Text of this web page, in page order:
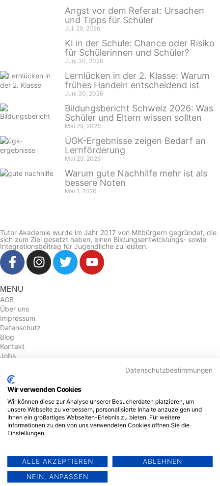
Angst vor dem Referat: Ursachen
und Tipps für Schüler
Juli 29, 2026
KI in der Schule: Chance oder Risiko
für Schülerinnen und Schüler?
Juni 30, 2026
Lernlücken in der 2. Klasse: Warum
frühes Handeln entscheidend ist
Juni 30, 2026
Bildungsbericht Schweiz 2026: Was
Schüler und Eltern wissen sollten
Mai 29, 2026
ÜGK-Ergebnisse zeigen Bedarf an
Lernförderung
Mai 29, 2026
Warum gute Nachhilfe mehr ist als
bessere Noten
Mai 1, 2026
Tutor Akademie wurde im Jahr 2017 von Mitbürgern gegründet, die
sich zum Ziel gesetzt haben, einen Bildungsentwicklungs- sowie
Integrationsbeitrag für Jugendliche zu leisten.
MENU
AGB
Über uns
Impressum
Datenschutz
Blog
Kontakt
Jobs
KONTAKT
061 501 86 42
info@tutorakademie.ch
Münchensteinerstrasse 2, 4052, Basel
NEWSLETTER
Sign up our newsletter to get update information, news and free
SIGN UP
Datenschutzbestimmungen
Wir verwenden Cookies
Wir können diese zur Analyse unserer Besucherdaten platzieren, um
unsere Webseite zu verbessern, personalisierte Inhalte anzuzeigen und
Ihnen ein großartiges Webseiten-Erlebnis zu bieten. Für weitere
Informationen zu den von uns verwendeten Cookies öffnen Sie die
Einstellungen.
ALLE AKZEPTIEREN
ABLEHNEN
NEIN, ANPASSEN